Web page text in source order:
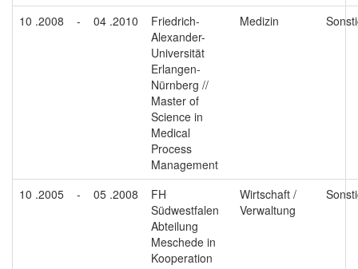
10 .2008 - 04 .2010
Friedrich-
Alexander-
Universität
Erlangen-
Nürnberg //
Master of
Science in
Medical
Process
Management
Medizin
10 .2005 - 05 .2008
FH
Südwestfalen
Abteilung
Meschede in
Kooperation
Wirtschaft /
Verwaltung